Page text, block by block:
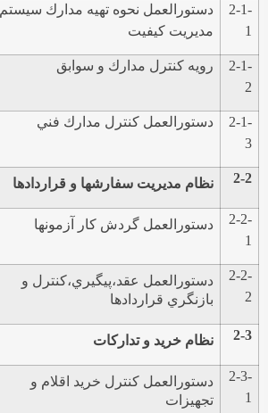
2-1-
1
دستورالعمل نحوه تهيه مدارك سيستم
مديريت كيفيت
2-1-
2
رويه كنترل مدارك و سوابق
2-1-
3
دستورالعمل كنترل مدارك فني
2-2 نظام مديريت سفارشها و قراردادها
2-2-
1
دستورالعمل گردش كار آزمونها
2-2-
2
دستورالعمل عقد،پيگيري،كنترل و
بازنگري قراردادها
2-3 نظام خريد و تداركات
2-3-
1
دستورالعمل كنترل خريد اقلام و
تجهيزات